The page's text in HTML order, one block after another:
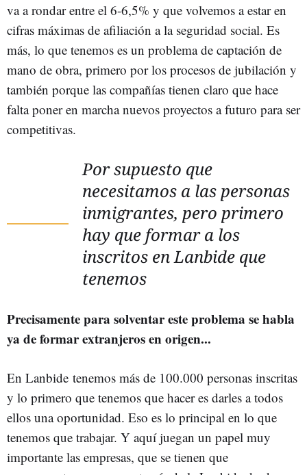
va a rondar entre el 6-6,5% y que volvemos a estar en
cifras máximas de afiliación a la seguridad social. Es
más, lo que tenemos es un problema de captación de
mano de obra, primero por los procesos de jubilación y
también porque las compañías tienen claro que hace
falta poner en marcha nuevos proyectos a futuro para ser
competitivas.
Por supuesto que
necesitamos a las personas
inmigrantes, pero primero
hay que formar a los
inscritos en Lanbide que
tenemos
Precisamente para solventar este problema se habla
ya de formar extranjeros en origen...
En Lanbide tenemos más de 100.000 personas inscritas
y lo primero que tenemos que hacer es darles a todos
ellos una oportunidad. Eso es lo principal en lo que
tenemos que trabajar. Y aquí juegan un papel muy
importante las empresas, que se tienen que